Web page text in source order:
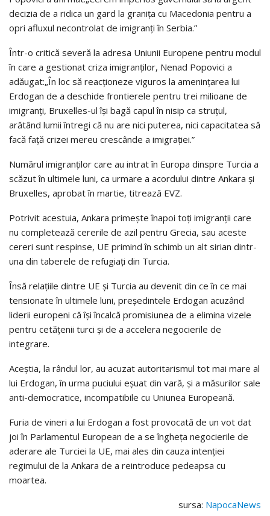
decizia de a ridica un gard la granița cu Macedonia pentru a
opri afluxul necontrolat de imigranți în Serbia.”
Într-o critică severă la adresa Uniunii Europene pentru modul
în care a gestionat criza imigranților, Nenad Popovici a
adăugat:„În loc să reacționeze viguros la amenințarea lui
Erdogan de a deschide frontierele pentru trei milioane de
imigranți, Bruxelles-ul își bagă capul în nisip ca struțul,
arătând lumii întregi că nu are nici puterea, nici capacitatea să
facă față crizei mereu crescânde a imigrației.”
Numărul imigranților care au intrat în Europa dinspre Turcia a
scăzut în ultimele luni, ca urmare a acordului dintre Ankara și
Bruxelles, aprobat în martie, titrează EVZ.
Potrivit acestuia, Ankara primește înapoi toți imigranții care
nu completează cererile de azil pentru Grecia, sau aceste
cereri sunt respinse, UE primind în schimb un alt sirian dintr-
una din taberele de refugiați din Turcia.
Însă relațiile dintre UE și Turcia au devenit din ce în ce mai
tensionate în ultimele luni, președintele Erdogan acuzând
liderii europeni că își încalcă promisiunea de a elimina vizele
pentru cetățenii turci și de a accelera negocierile de
integrare.
Aceștia, la rândul lor, au acuzat autoritarismul tot mai mare al
lui Erdogan, în urma puciului eșuat din vară, și a măsurilor sale
anti-democratice, incompatibile cu Uniunea Europeană.
Furia de vineri a lui Erdogan a fost provocată de un vot dat
joi în Parlamentul European de a se îngheța negocierile de
aderare ale Turciei la UE, mai ales din cauza intenției
regimului de la Ankara de a reintroduce pedeapsa cu
moartea.
sursa: NapocaNews